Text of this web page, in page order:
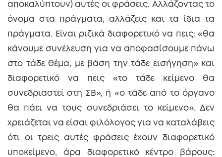
αποκαλύπτουν) αυτές οι φράσεις. Αλλάζοντας το
όνομα στα πράγματα, αλλάζεις και τα ίδια τα
πράγματα. Είναι ριζικά διαφορετικό να πεις: «θα
κάνουμε συνέλευση για να αποφασίσουμε πάνω
στο τάδε θέμα, με βάση την τάδε εισήγηση» και
διαφορετικό να πεις «το τάδε κείμενο θα
συνεδριαστεί στη ΣΒ», ή «ο τάδε από το όργανο
θα πάει να τους συνεδριάσει το κείμενο». Δεν
χρειάζεται να είσαι φιλόλογος για να καταλάβεις
ότι οι τρεις αυτές φράσεις έχουν διαφορετικό
υποκείμενο, άρα διαφορετικό κέντρο βάρους: